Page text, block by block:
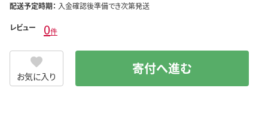
配送予定時期： 入金確認後準備でき次第発送
レビュー 0件
お気に入り 寄付へ進む